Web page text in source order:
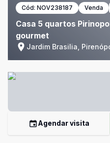
Cód: NOV238187 Venda
Casa 5 quartos
gourmet
Jardim Brasilia,
Agendar visita